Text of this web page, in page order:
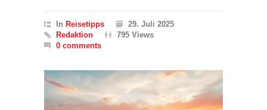
In Reisetipps
29. Juli 2025
Redaktion
795 Views
0 comments